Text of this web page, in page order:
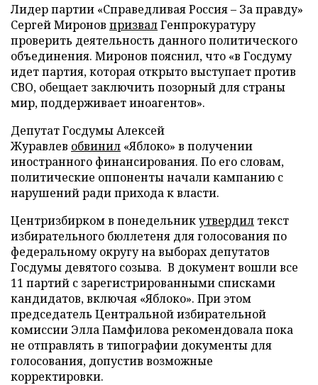
Лидер партии «Справедливая Россия – За правду»
Сергей Миронов призвалГенпрокуратуру
проверить деятельность данного политического
объединения. Миронов пояснил, что «в Госдуму
идет партия, которая открыто выступает против
СВО, обещает заключить позорный для страны
мир, поддерживает иноагентов».
Депутат Госдумы Алексей
Журавлев обвинил «Яблоко» в получении
иностранного финансирования. По его словам,
политические оппоненты начали кампанию с
нарушений ради прихода к власти.
Центризбирком в понедельникутвердил текст
избирательного бюллетеня для голосования по
федеральному округу на выборах депутатов
Госдумы девятого созыва. В документ вошли все
11 партий с зарегистрированными списками
кандидатов, включая «Яблоко». При этом
председатель Центральной избирательной
комиссии Элла Памфилова рекомендовала пока
не отправлять в типографии документы для
голосования, допустив возможные
корректировки.